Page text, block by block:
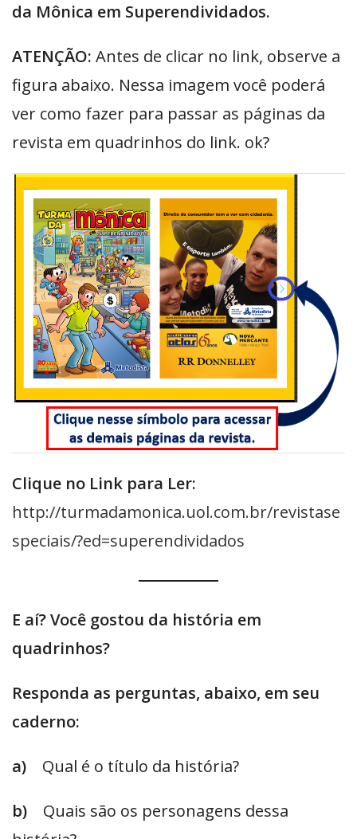
da Mônica em Superendividados.
ATENÇÃO: Antes de clicar no link, observe a
figura abaixo. Nessa imagem você poderá
ver como fazer para passar as páginas da
revista em quadrinhos do link. ok?
Clique no Link para Ler:
http://turmadamonica.uol.com.br/revistase
speciais/?ed=superendividados
E aí? Você gostou da história em
quadrinhos?
Responda as perguntas, abaixo, em seu
caderno:
a) Qual é o título da história?
b)
Quais são os personagens dessa